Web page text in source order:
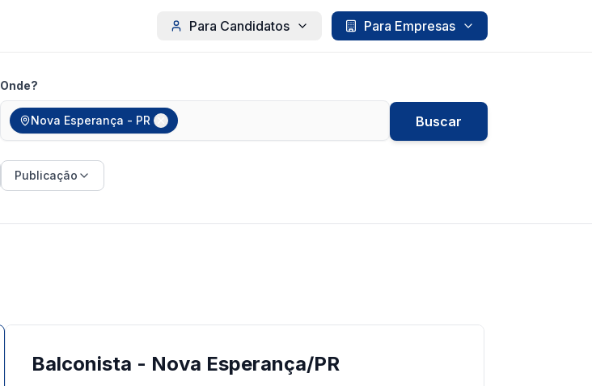
Para Candidatos Para Empresas
Onde?
Nova Esperança - PR Buscar
Publicação
Balconista - Nova Esperança/PR